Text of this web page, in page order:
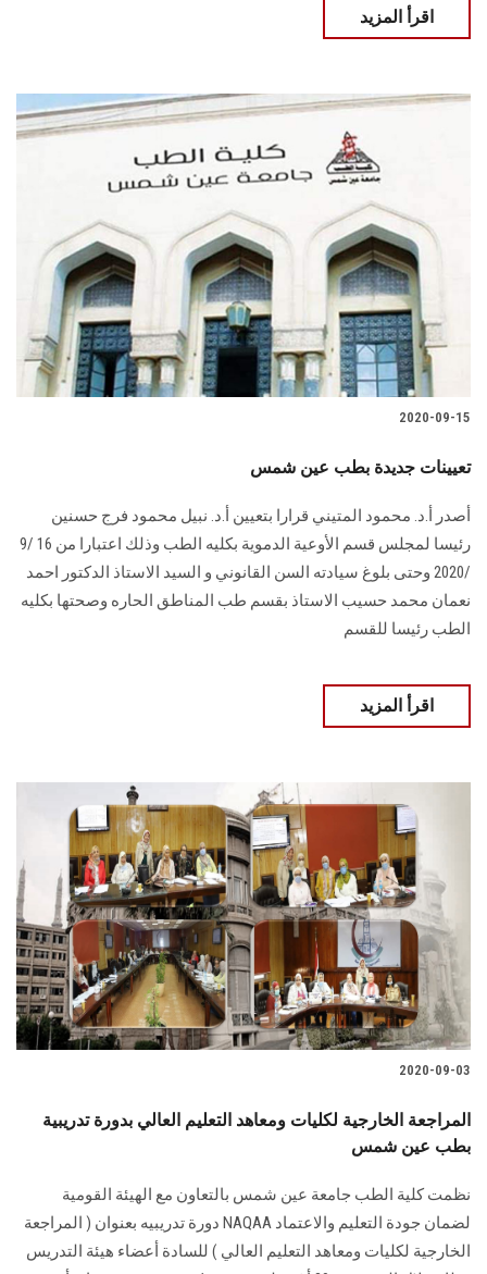
اقرأ المزيد
2020-09-15
تعيينات جديدة بطب عين شمس
أصدر أ.د. محمود المتيني قرارا بتعيين أ.د. نبيل محمود فرج حسنين
رئيسا لمجلس قسم الأوعية الدموية بكليه الطب وذلك اعتبارا من 16 /9
/2020 وحتى بلوغ سيادته السن القانوني و السيد الاستاذ الدكتور احمد
نعمان محمد حسيب الاستاذ بقسم طب المناطق الحاره وصحتها بكليه
الطب رئيسا للقسم
اقرأ المزيد
2020-09-03
المراجعة الخارجية لكليات ومعاهد التعليم العالي بدورة تدريبية
بطب عين شمس
نظمت كلية الطب جامعة عين شمس بالتعاون مع الهيئة القومية
لضمان جودة التعليم والاعتماد NAQAA دورة تدريبيه بعنوان ( المراجعة
الخارجية لكليات ومعاهد التعليم العالي ) للسادة أعضاء هيئة التدريس